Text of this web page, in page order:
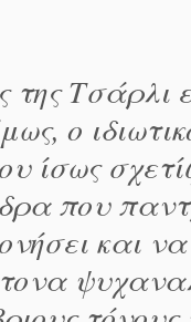
της Τσάρλι
ο
ίσως
που
και